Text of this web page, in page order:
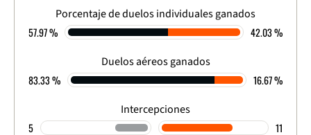
Porcentaje de duelos individuales ganados
57.97 % 42.03 %
Duelos aéreos ganados
83.33 % 16.67 %
Intercepciones
5 11